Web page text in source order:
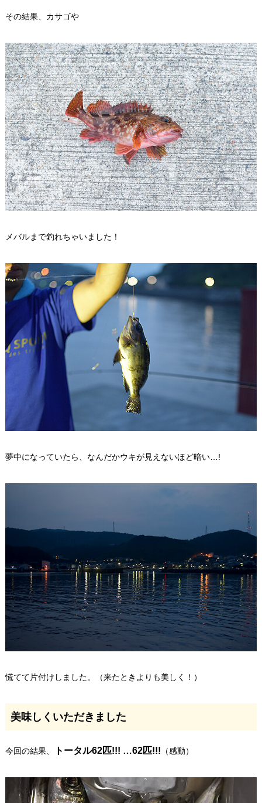
その結果、カサゴや
メバルまで釣れちゃいました！
夢中になっていたら、なんだかウキが見えないほど暗い…!
慌てて片付けしました。（来たときよりも美しく！）
美味しくいただきました
今回の結果、 トータル62匹!!! …62匹!!! （感動）